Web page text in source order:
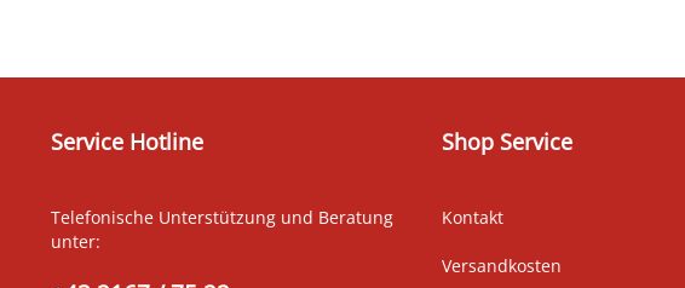
Service Hotline
Telefonische Unterstützung und Beratung
unter:
Shop Service
Kontakt
Versandkosten